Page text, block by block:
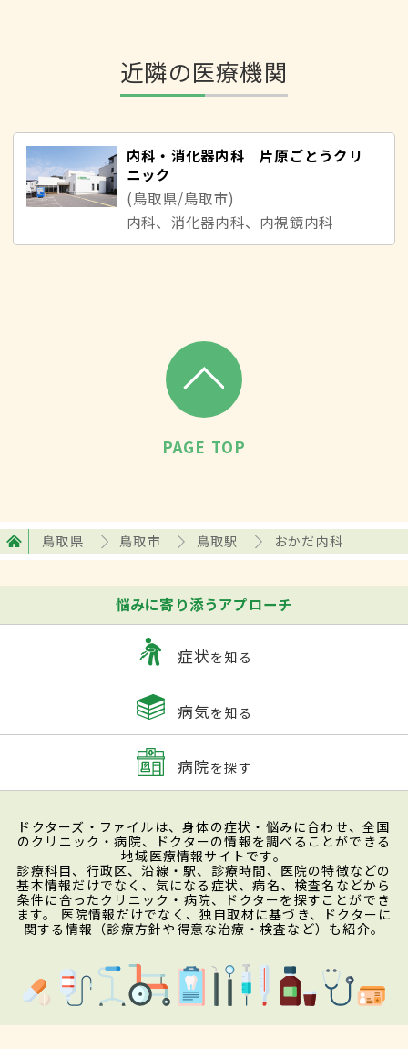
近隣の医療機関
内科・消化器内科 片原ごとうクリ
ニック
(鳥取県/鳥取市)
内科、消化器内科、内視鏡内科
PAGE TOP
鳥取県 鳥取市 鳥取駅 おかだ内科
悩みに寄り添うアプローチ
症状を知る
病気を知る
病院を探す
ドクターズ・ファイルは、身体の症状・悩みに合わせ、全国
のクリニック・病院、ドクターの情報を調べることができる
地域医療情報サイトです。
診療科目、行政区、沿線・駅、診療時間、医院の特徴などの
基本情報だけでなく、気になる症状、病名、検査名などから
条件に合ったクリニック・病院、ドクターを探すことができ
ます。 医院情報だけでなく、独自取材に基づき、ドクターに
関する情報（診療方針や得意な治療・検査など）も紹介。